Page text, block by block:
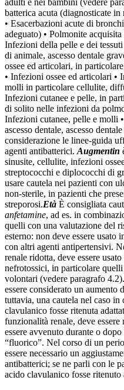
adulti e nei bambini (vedere
batterica acuta (diagnosticate
• Esacerbazioni acute di
adeguato) • Polmonite
Infezioni della pelle e dei
di animale, ascesso dentale
ossee ed articolari, in
• Infezioni ossee ed articolari •
molli in particolare cellulite,
Infezioni cutanee e pelle, in
di solito nelle infezioni da
Infezioni cutanee, pelle e molli
ascesso dentale, ascesso
considerazione le linee-guida
agenti antibatterici. Augmentin
sinusite, cellulite, infezioni
streptococchi e diplococchi di
usare cautela nei pazienti con
non-sterile, in pazienti che
streporosi.Età È consigliata
anfetamine, ad es. in
quelli con una valutazione del
esterno: non deve essere usato
con altri agenti antipertensivi.
renale ridotta, deve essere
nefrotossici, in particolare
volontari (vedere paragrafo
essere considerato un
tuttavia, una cautela nel caso
clavulanico fosse ritenuta
funzionalità renale, deve
essere avvenuto durante o
“fluorico”. Nel corso di un
essere necessario un
antibatterici; se ne parli con le
acido clavulanico fosse ritenuto